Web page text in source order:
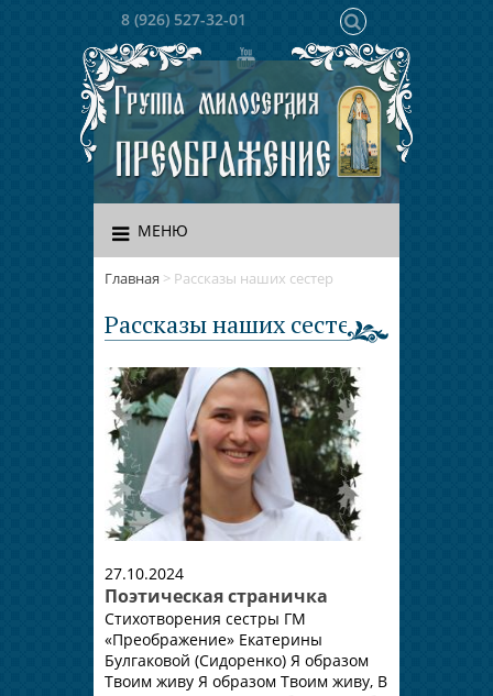
8 (926) 527-32-01
МЕНЮ
Главная > Рассказы наших сестер
Рассказы наших сестер
27.10.2024
Поэтическая страничка
Стихотворения сестры ГМ
«Преображение» Екатерины
Булгаковой (Сидоренко) Я образом
Твоим живу Я образом Твоим живу, В